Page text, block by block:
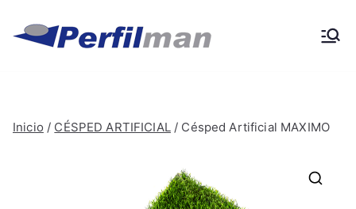
contenido
Perfilma
Materiales de obra y
Inicio / CÉSPED ARTIFICIAL/ Césped Artificial MAXIMO